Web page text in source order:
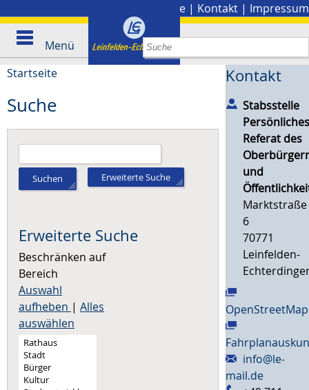
Presse | Kontakt | Impressum
Menü
Startseite
Suche
Suchen Erweiterte Suche
Erweiterte Suche
Beschränken auf
Bereich
Auswahl
aufheben | Alles
auswählen
Kontakt
Stabsstelle
Referat des
und
Marktstraße
6
70771
Leinfelden-
OpenStreetMap
info@le-
mail.de